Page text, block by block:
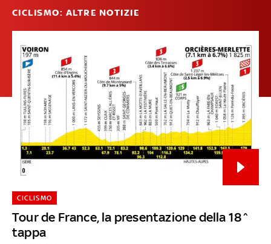
CICLISMO: ALTRE NOTIZIE
Tour de France, la presentazione della 18^
tappa
CICLISMO